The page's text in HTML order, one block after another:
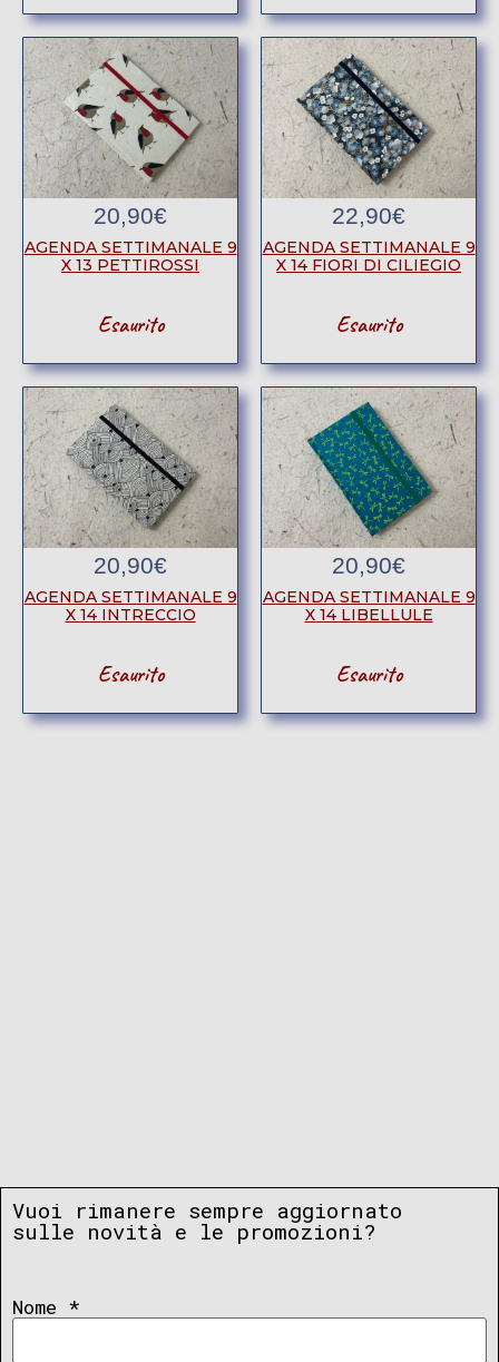
20,90€
AGENDA SETTIMANALE 9
X 13 PETTIROSSI
Esaurito
22,90€
AGENDA SETTIMANALE 9
X 14 FIORI DI CILIEGIO
Esaurito
20,90€
AGENDA SETTIMANALE 9
X 14 INTRECCIO
Esaurito
20,90€
AGENDA SETTIMANALE 9
X 14 LIBELLULE
Esaurito
Vuoi rimanere sempre aggiornato
sulle novità e le promozioni?
Nome *